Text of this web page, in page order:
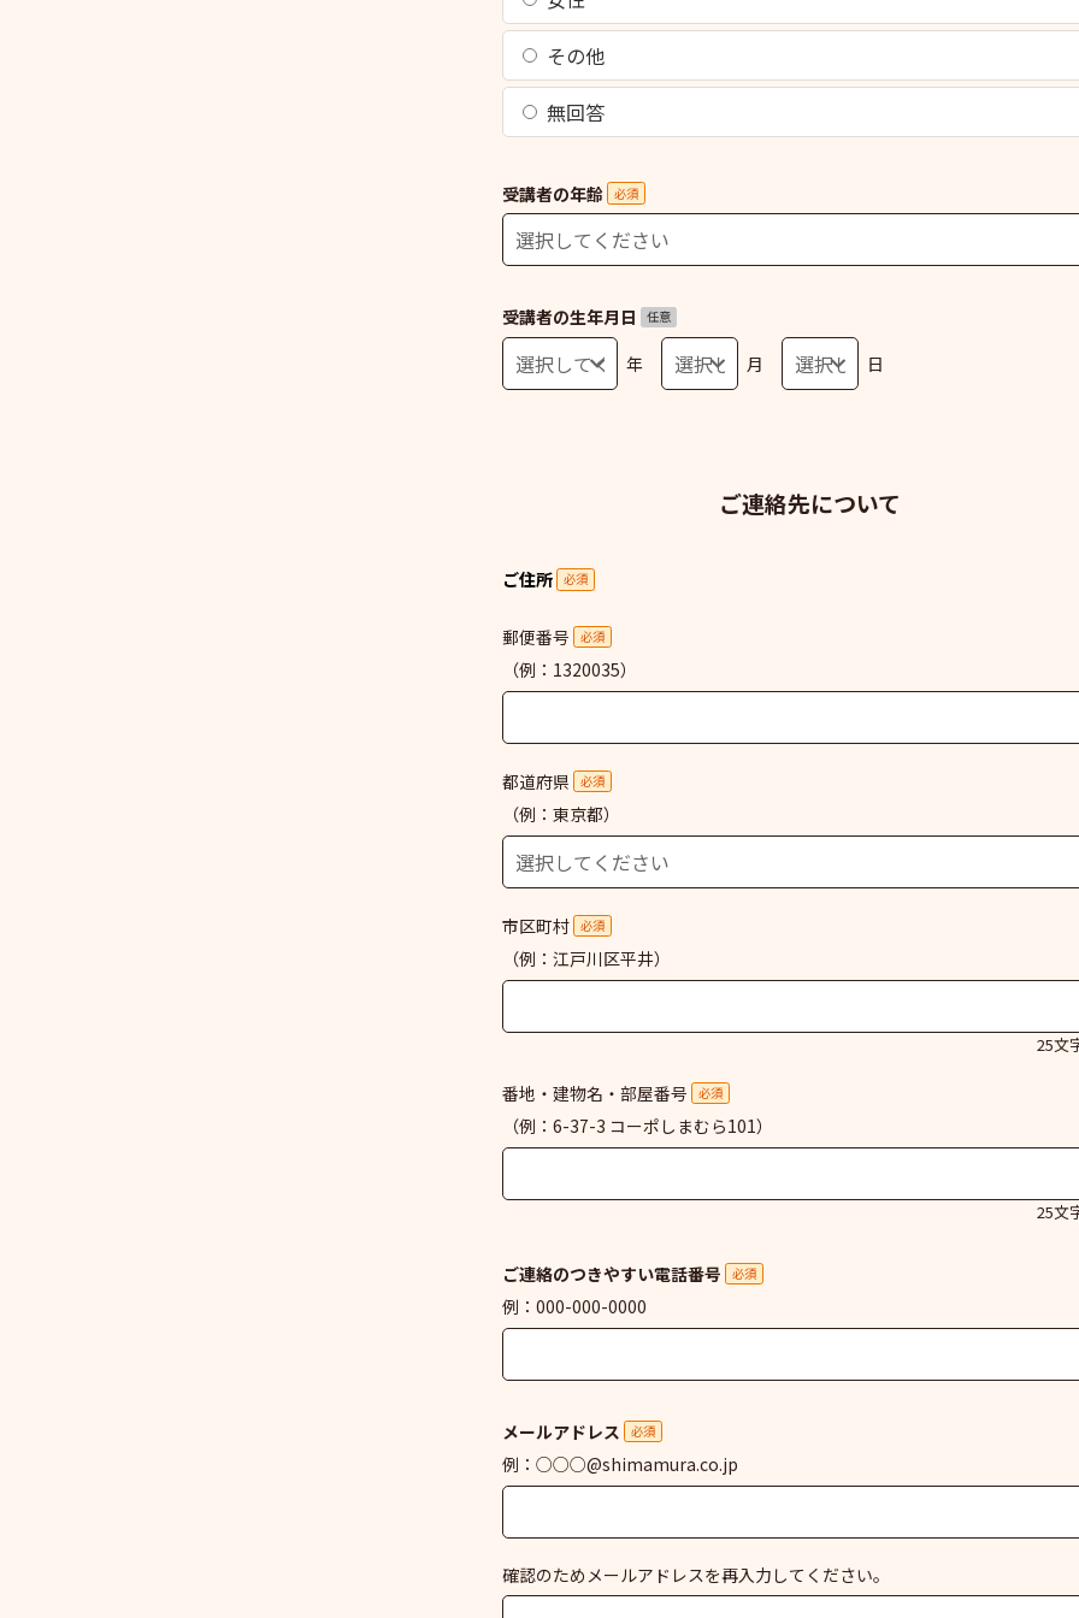
その他
無回答
受講者の年齢 必須
受講者の生年月日 任意
年 月 日
ご連絡先について
ご住所 必須
郵便番号 必須
（例：1320035）
都道府県 必須
（例：東京都）
市区町村 必須
（例：江戸川区平井）
25文
番地・建物名・部屋番号 必須
（例：6-37-3 コーポしまむら101）
25文
ご連絡のつきやすい電話番号 必須
例：000-000-0000
メールアドレス 必須
例：○○○@shimamura.co.jp
確認のためメールアドレスを再入力してください。